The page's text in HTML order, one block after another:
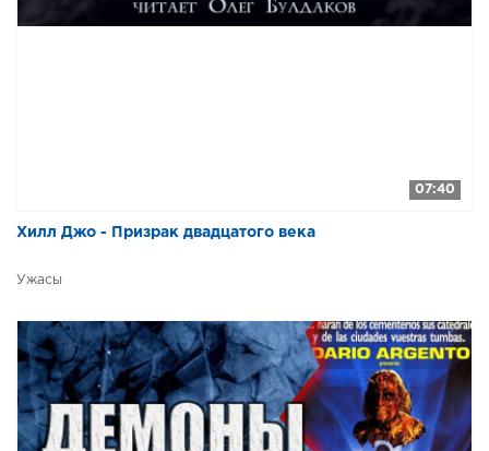
07:40
Хилл Джо - Призрак двадцатого века
Ужасы